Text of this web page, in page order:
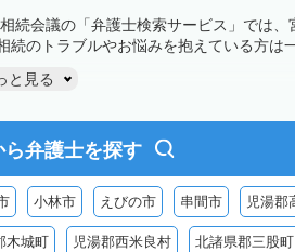
続会議の「弁護士検索サービス」では、
のトラブルやお悩みを抱えている方は
と見る
弁護士を探す
小林市 えびの市 串間市 児湯郡
木城町 児湯郡西米良村 北諸県郡三股町